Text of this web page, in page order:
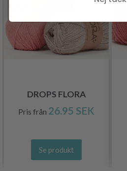
DROPS FLORA
Pris från 26.95 SEK
Se produkt